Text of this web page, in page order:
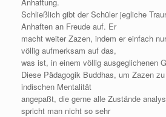
Schließlich gibt der Schüler jegliche
Anhaften an Freude auf. Er
macht weiter Zazen, indem er einfach
völlig aufmerksam auf das,
was ist, in einem völlig ausgeglichenen
Diese Pädagogik Buddhas, um Zazen
indischen Mentalität
angepaßt, die gerne alle Zustände
spricht man nicht so sehr